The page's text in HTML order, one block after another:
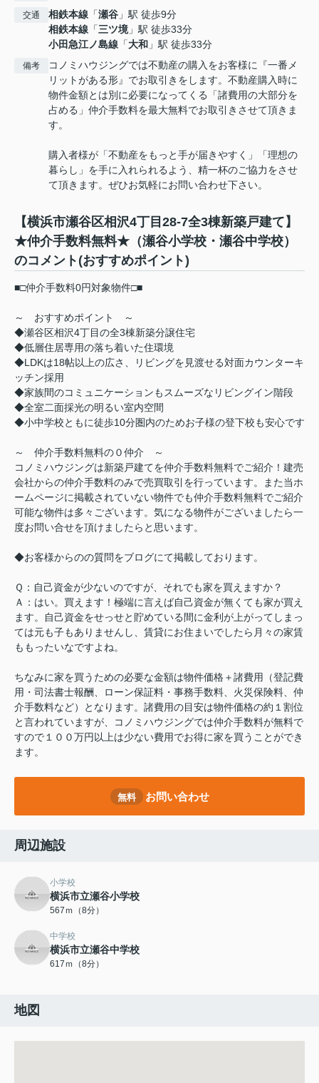
交通 相鉄本線 「瀬谷 」駅 徒歩9分
相鉄本線 「三ツ境」駅 徒歩33分
小田急江ノ島線 「大和 」駅 徒歩33分
備考
コノミハウジングでは不動産の購入をお客様に『一番メ
リットがある形』でお取引きをします。不動産購入時に
物件金額とは別に必要になってくる「諸費用の大部分を
占める」仲介手数料を最大無料でお取引きさせて頂きま
す。
購入者様が「不動産をもっと手が届きやすく」「理想の
暮らし」を手に入れられるよう、精一杯のご協力をさせ
て頂きます。ぜひお気軽にお問い合わせ下さい。
【横浜市瀬谷区相沢4丁目28-7全3棟新築戸建て】
★仲介手数料無料★（瀬谷小学校・瀬谷中学校）
のコメント(おすすめポイント)
■□仲介手数料0円対象物件□■
～ おすすめポイント ～
◆瀬谷区相沢4丁目の全3棟新築分譲住宅
◆低層住居専用の落ち着いた住環境
◆LDKは18帖以上の広さ、リビングを見渡せる対面カウンターキ
ッチン採用
◆家族間のコミュニケーションもスムーズなリビングイン階段
◆全室二面採光の明るい室内空間
◆小中学校ともに徒歩10分圏内のためお子様の登下校も安心です
～ 仲介手数料無料の０仲介 ～
コノミハウジングは新築戸建てを仲介手数料無料でご紹介！建売
会社からの仲介手数料のみで売買取引を行っています。また当ホ
ームページに掲載されていない物件でも仲介手数料無料でご紹介
可能な物件は多々ございます。気になる物件がございましたら一
度お問い合せを頂けましたらと思います。
◆お客様からのの質問をブログにて掲載しております。
Ｑ：自己資金が少ないのですが、それでも家を買えますか？
Ａ：はい。買えます！極端に言えば自己資金が無くても家が買え
ます。自己資金をせっせと貯めている間に金利が上がってしまっ
ては元も子もありませんし、賃貸にお住まいでしたら月々の家賃
ももったいなですよね。
ちなみに家を買うための必要な金額は物件価格＋諸費用（登記費
用・司法書士報酬、ローン保証料・事務手数料、火災保険料、仲
介手数料など）となります。諸費用の目安は物件価格の約１割位
と言われていますが、コノミハウジングでは仲介手数料が無料で
すので１００万円以上は少ない費用でお得に家を買うことができ
ます。
無料 お問い合わせ
周辺施設
小学校
横浜市立瀬谷小学校
567ｍ（8分）
中学校
横浜市立瀬谷中学校
617ｍ（8分）
地図